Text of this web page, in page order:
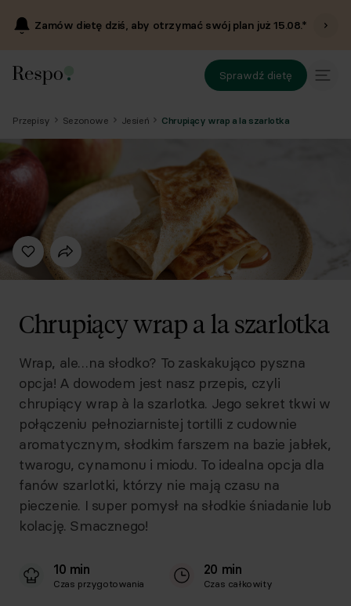
Zamów dietę dziś, aby otrzymać swój plan już15.08.*
Sprawdź dietę
Przepisy Sezonowe Jesień Chrupiący wrap a la szarlotka
Chrupiący wrap a la szarlotka
Wrap, ale…na słodko? To zaskakująco pyszna
opcja! A dowodem jest nasz przepis, czyli
chrupiący wrap à la szarlotka. Jego sekret tkwi w
połączeniu pełnoziarnistej tortilli z cudownie
aromatycznym, słodkim farszem na bazie jabłek,
twarogu, cynamonu i miodu. To idealna opcja dla
fanów szarlotki, którzy nie mają czasu na
pieczenie. I super pomysł na słodkie śniadanie lub
kolację. Smacznego!
10 min
Czas przygotowania
20 min
Czas całkowity